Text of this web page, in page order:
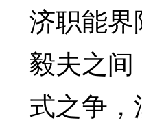
济职能
毅夫之
式之争